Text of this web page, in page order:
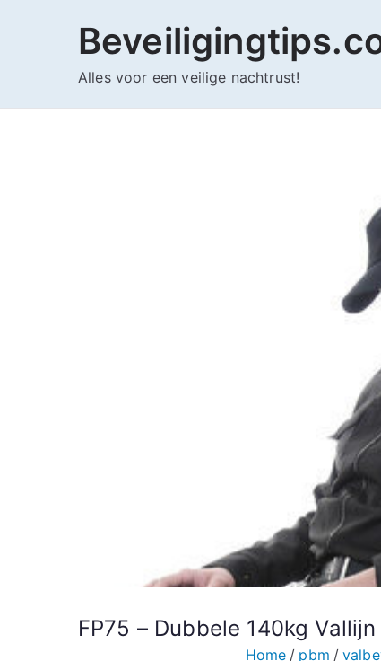
Alles voor een veilige nachtrust!
FP75 – Dubbele 140kg
Home pbm